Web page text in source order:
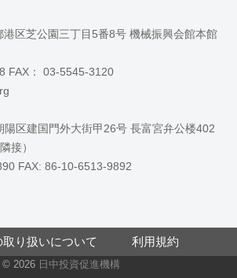
区芝公園三丁目5番8号 機械振興会館本館
FAX： 03-5545-3120
区建国門外大街甲26号 長富宮弁公楼402
接）
FAX: 86-10-6513-9892
り扱いについて 利用規約
© 2026 日中投資促進機構